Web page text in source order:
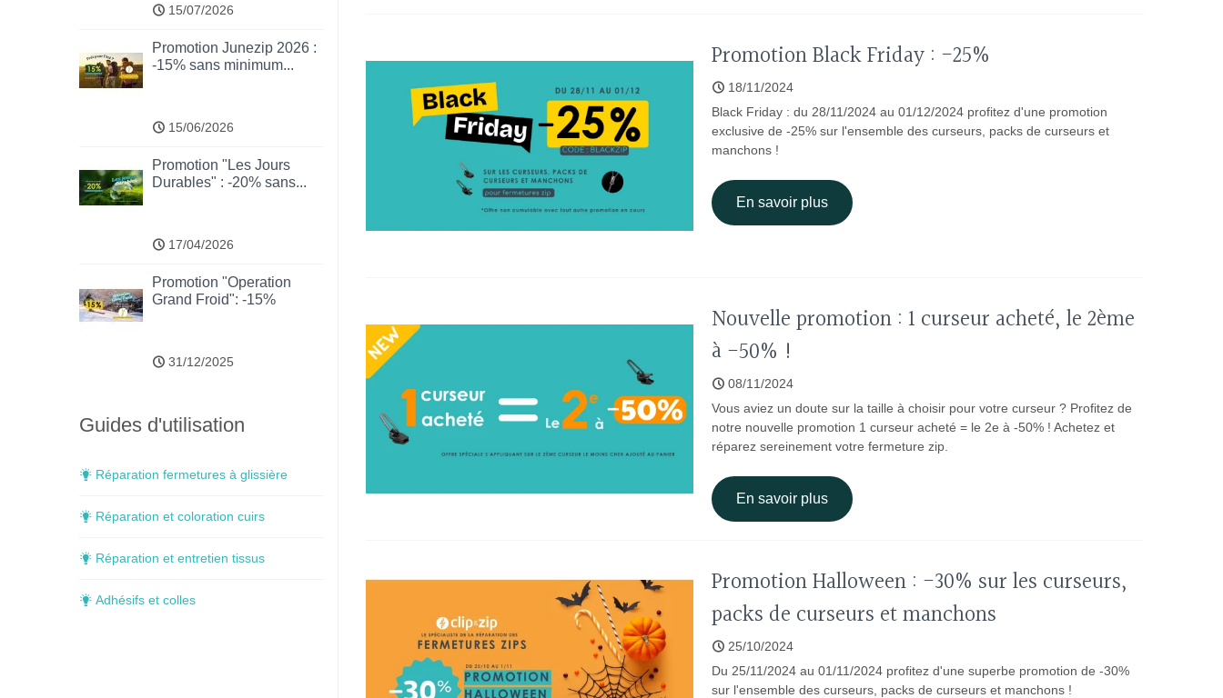
15/07/2026
Promotion Junezip 2026 :
-15% sans minimum...
15/06/2026
Promotion "Les Jours
Durables" : -20% sans...
17/04/2026
Promotion "Operation
Grand Froid": -15%
31/12/2025
Guides d'utilisation
Réparation fermetures à glissière
Réparation et coloration cuirs
Réparation et entretien tissus
Adhésifs et colles
Promotion Black Friday : -25%
18/11/2024
Black Friday : du 28/11/2024 au 01/12/2024 profitez d'une promotion
exclusive de -25% sur l'ensemble des curseurs, packs de curseurs et
manchons !
En savoir plus
Nouvelle promotion : 1 curseur acheté, le 2ème
à -50% !
08/11/2024
Vous aviez un doute sur la taille à choisir pour votre curseur ? Profitez de
notre nouvelle promotion 1 curseur acheté = le 2e à -50% ! Achetez et
réparez sereinement votre fermeture zip.
En savoir plus
Promotion Halloween : -30% sur les curseurs,
packs de curseurs et manchons
25/10/2024
Du 25/11/2024 au 01/11/2024 profitez d'une superbe promotion de -30%
sur l'ensemble des curseurs, packs de curseurs et manchons !